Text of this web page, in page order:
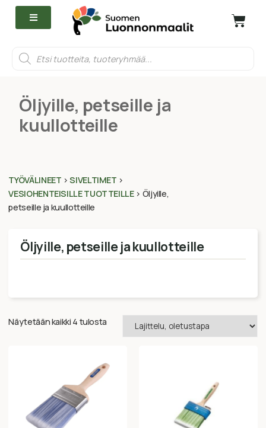
Öljyille, petseille ja
kuullotteille
TYÖVÄLINEET >SIVELTIMET >
VESIOHENTEISILLE TUOTTEILLE> Öljyille,
petseille ja kuullotteille
Öljyille, petseille ja kuullotteille
Näytetään kaikki 4 tulosta